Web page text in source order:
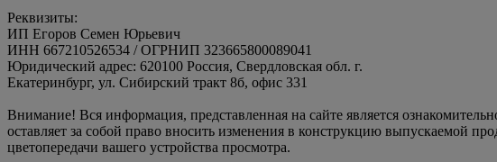
Реквизиты:
ИП Егоров Семен Юрьевич
ИНН 667210526534 / ОГРНИП 323665800089041
Юридический адрес: 620100 Россия, Свердловская обл. г.
Екатеринбург, ул. Сибирский тракт 8б, офис 331
Внимание! Вся информация, представленная на сайте является
оставляет за собой право вносить изменения в конструкцию выпускаемой
цветопередачи вашего устройства просмотра.